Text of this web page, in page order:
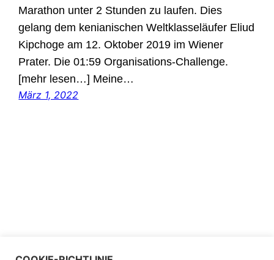
Marathon unter 2 Stunden zu laufen. Dies
gelang dem kenianischen Weltklasseläufer Eliud
Kipchoge am 12. Oktober 2019 im Wiener
Prater. Die 01:59 Organisations-Challenge.
[mehr lesen…] Meine…
März 1, 2022